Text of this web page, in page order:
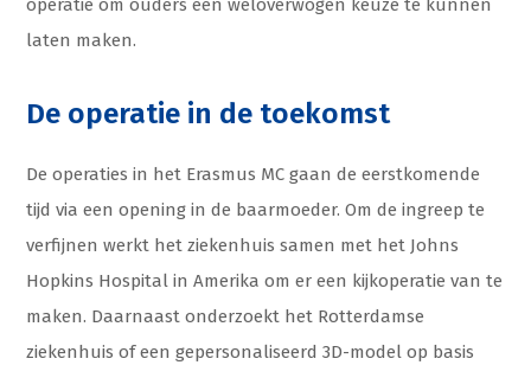
laten maken.
De operatie in de toekomst
De operaties in het Erasmus MC gaan de eerstkomende
tijd via een opening in de baarmoeder. Om de ingreep te
verfijnen werkt het ziekenhuis samen met het Johns
Hopkins Hospital in Amerika om er een kijkoperatie van te
maken. Daarnaast onderzoekt het Rotterdamse
ziekenhuis of een gepersonaliseerd 3D-model op basis